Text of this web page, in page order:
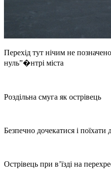
Перехід тут нічим не
нуль”�нтрі міста
Роздільна смуга як острівець
Безпечно дочекатися і поїхати
Острівець при в’їзді на